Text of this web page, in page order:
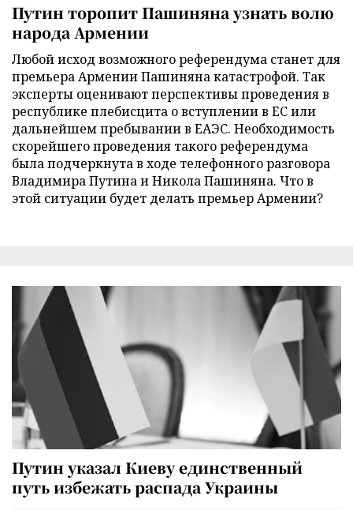
Путин торопит Пашиняна узнать волю
народа Армении
Любой исход возможного референдума станет для
премьера Армении Пашиняна катастрофой. Так
эксперты оценивают перспективы проведения в
республике плебисцита о вступлении в ЕС или
дальнейшем пребывании в ЕАЭС. Необходимость
скорейшего проведения такого референдума
была подчеркнута в ходе телефонного разговора
Владимира Путина и Никола Пашиняна. Что в
этой ситуации будет делать премьер Армении?
Путин указал Киеву единственный
путь избежать распада Украины